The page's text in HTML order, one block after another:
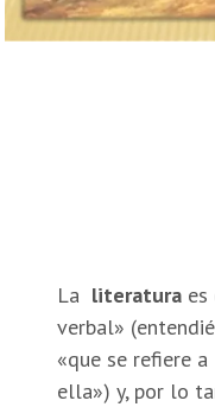
La literatura
verbal»​
«que se refiere
ella»​) y, por lo